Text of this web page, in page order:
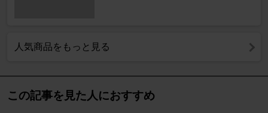
人気商品をもっと見る
この記事を見た人におすすめ